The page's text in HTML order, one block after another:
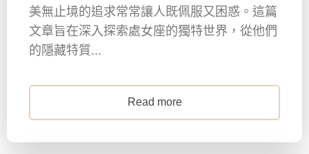
美無止境的追求常常讓人既佩服又困惑。這篇
文章旨在深入探索處女座的獨特世界，從他們
的隱藏特質...
Read more